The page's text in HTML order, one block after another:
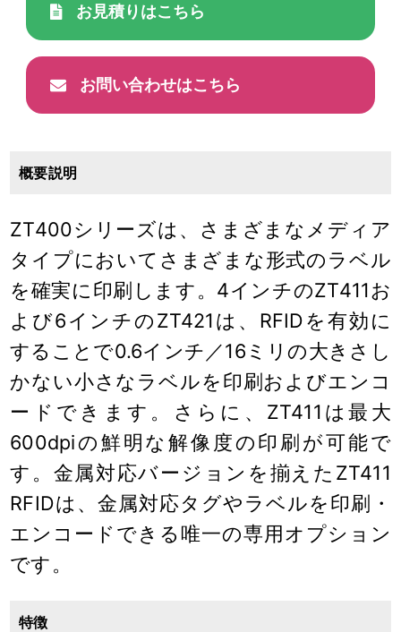
お見積りはこちら
お問い合わせはこちら
概要説明
ZT400シリーズは、さまざまなメディア
タイプにおいてさまざまな形式のラベル
を確実に印刷します。4インチのZT411お
よび6インチのZT421は、RFIDを有効に
することで0.6インチ／16ミリの大きさし
かない小さなラベルを印刷およびエンコ
ードできます。さらに、ZT411は最大
600dpiの鮮明な解像度の印刷が可能で
す。金属対応バージョンを揃えたZT411
RFIDは、金属対応タグやラベルを印刷・
エンコードできる唯一の専用オプション
です。
特徴